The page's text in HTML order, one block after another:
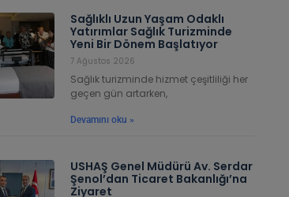
Sağlıklı Uzun Yaşam Odaklı
Yatırımlar Sağlık Turizminde
Yeni Bir Dönem Başlatıyor
7 Ağustos 2026
Sağlık turizminde hizmet çeşitliliği her
geçen gün artarken,
Devamını oku »
USHAŞ Genel Müdürü Av. Serdar
Şenol’dan Ticaret Bakanlığı’na
Ziyaret